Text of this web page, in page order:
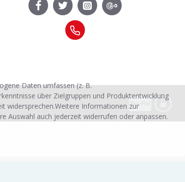
Daten umfassen (z. B.
über Zielgruppen und Produktentwicklung
widersprechen.Weitere Informationen zur
Auswahl auch jederzeit widerrufen oder anpassen.